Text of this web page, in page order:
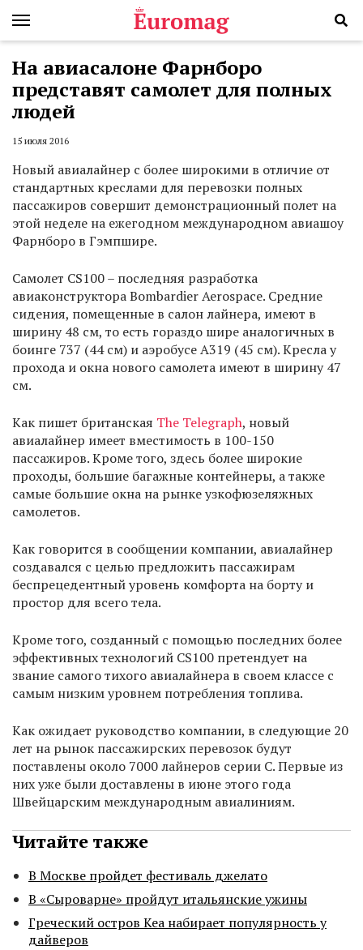
На авиасалоне Фарнборо
представят самолет для полных
людей
15 июля 2016
Новый авиалайнер с более широкими в отличие от
стандартных креслами для перевозки полных
пассажиров совершит демонстрационный полет на
этой неделе на ежегодном международном авиашоу
Фарнборо в Гэмпшире.
Самолет CS100 – последняя разработка
авиаконструктора Bombardier Aerospace. Средние
сидения, помещенные в салон лайнера, имеют в
ширину 48 см, то есть гораздо шире аналогичных в
боинге 737 (44 см) и аэробусе А319 (45 см). Кресла у
прохода и окна нового самолета имеют в ширину 47
см.
Как пишет британская The Telegraph, новый
авиалайнер имеет вместимость в 100-150
пассажиров. Кроме того, здесь более широкие
проходы, большие багажные контейнеры, а также
самые большие окна на рынке узкофюзеляжных
самолетов.
Как говорится в сообщении компании, авиалайнер
создавался с целью предложить пассажирам
беспрецедентный уровень комфорта на борту и
простор для всего тела.
Кроме того, созданный с помощью последних более
эффективных технологий CS100 претендует на
звание самого тихого авиалайнера в своем классе с
самым низким уровнем потребления топлива.
Как ожидает руководство компании, в следующие 20
лет на рынок пассажирских перевозок будут
поставлены около 7000 лайнеров серии С. Первые из
них уже были доставлены в июне этого года
Швейцарским международным авиалиниям.
Читайте также
В Москве пройдет фестиваль джелато
В «Сыроварне» пройдут итальянские ужины
Греческий остров Кеа набирает популярность у
дайверов